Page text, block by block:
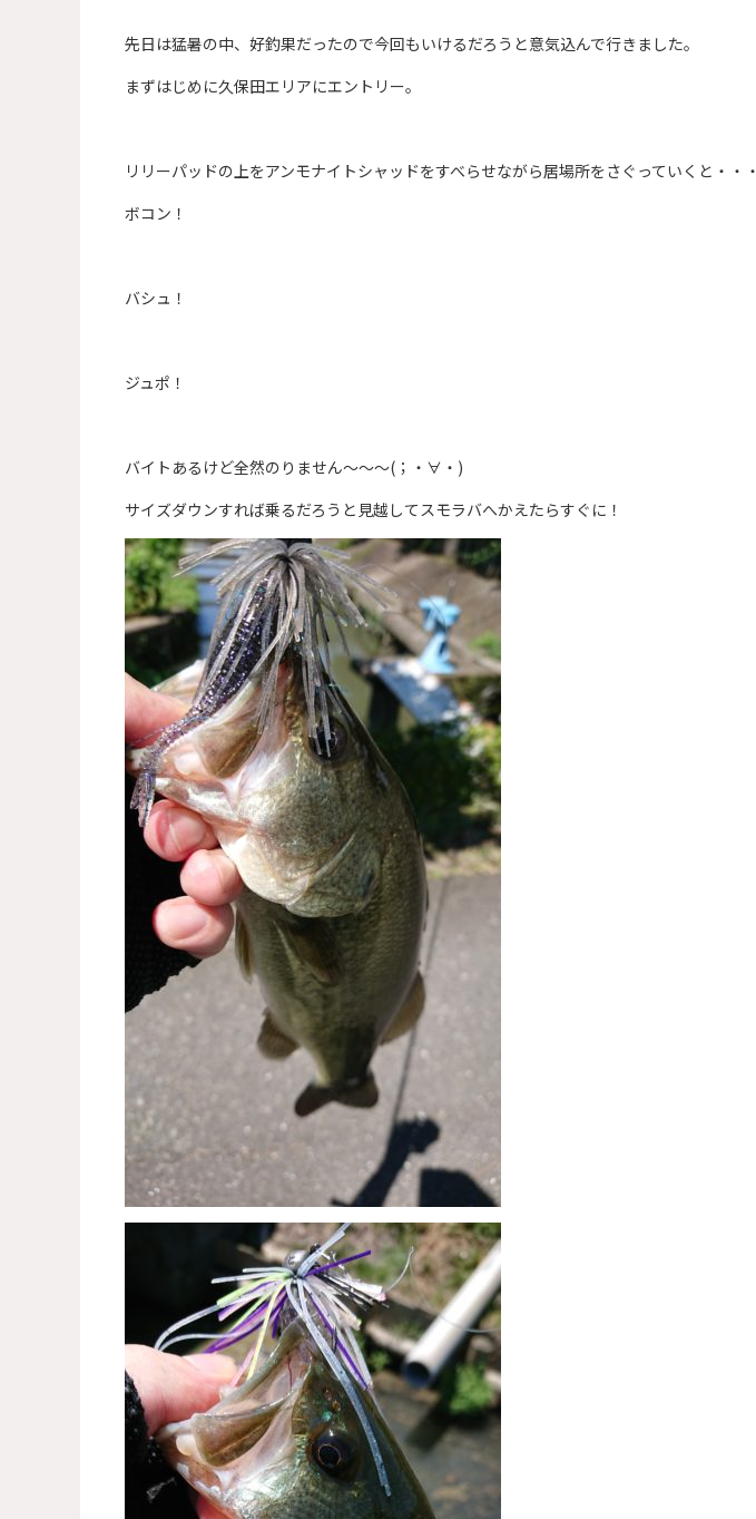
先日は猛暑の中、好釣果だったので今回もいけるだろうと意気込んで行きました。
まずはじめに久保田エリアにエントリー。
リリーパッドの上をアンモナイトシャッドをすべらせながら居場所をさぐっていくと・・・
ボコン！
バシュ！
ジュポ！
バイトあるけど全然のりません～～～(；・∀・)
サイズダウンすれば乗るだろうと見越してスモラバへかえたらすぐに！